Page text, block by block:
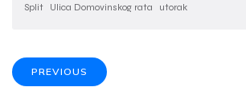
Split
Ulica Domovinskog rata utorak
PREVIOUS